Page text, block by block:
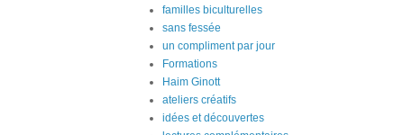
familles biculturelles
sans fessée
un compliment par jour
Formations
Haim Ginott
ateliers créatifs
idées et découvertes